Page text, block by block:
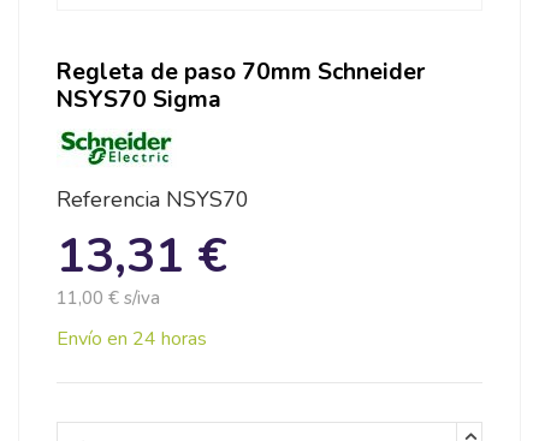
Regleta de paso 70mm Schneider
NSYS70 Sigma
Referencia NSYS70
13,31 €
11,00 € s/iva
Envío en 24 horas